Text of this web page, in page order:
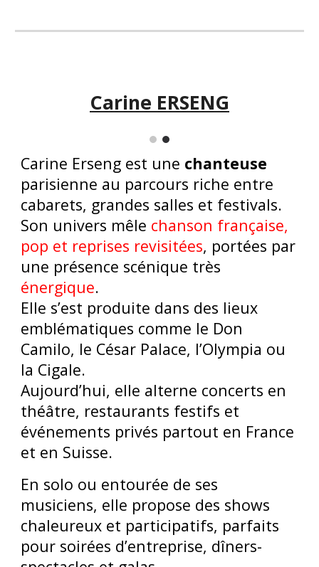
Carine ERSENG
Carine Erseng est une chanteuse
parisienne au parcours riche entre
cabarets, grandes salles et festivals.
Son univers mêle chanson française,
pop et reprises revisitées, portées par
une présence scénique très
énergique.
Elle s’est produite dans des lieux
emblématiques comme le Don
Camilo, le César Palace, l’Olympia ou
la Cigale.
Aujourd’hui, elle alterne concerts en
théâtre, restaurants festifs et
événements privés partout en France
et en Suisse.
En solo ou entourée de ses
musiciens, elle propose des shows
chaleureux et participatifs, parfaits
pour soirées d’entreprise, dîners-